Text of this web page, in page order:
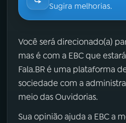
Sugira melhorias.
Você será direcionado(a)
mas é com a EBC que
Fala.BR é uma plataforma
sociedade com a
meio das Ouvidorias.
Sua opinião ajuda a EBC a